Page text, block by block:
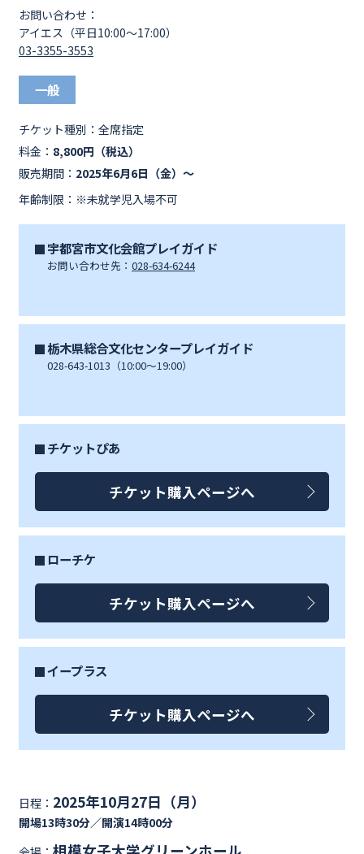
お問い合わせ：
アイエス（平日10:00～17:00）
03-3355-3553
一般
チケット種別： 全席指定
料金： 8,800円（税込）
販売期間： 2025年6月6日（金）～
年齢制限：※未就学児入場不可
宇都宮市文化会館プレイガイド
お問い合わせ先： 028-634-6244
栃木県総合文化センタープレイガイド
028-643-1013（10:00～19:00）
チケットぴあ
チケット購入ページへ
ローチケ
チケット購入ページへ
イープラス
チケット購入ページへ
日程： 2025年10月27日（月）
開場13時30分／開演14時00分